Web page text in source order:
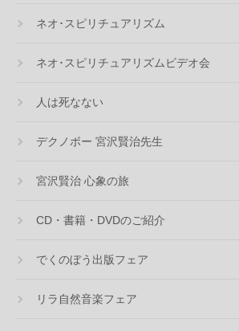
ネオ･スピリチュアリズム
ネオ･スピリチュアリズムビデオ会
人は死なない
デクノボー 宮沢賢治先生
宮沢賢治 心象の旅
CD・書籍・DVDのご紹介
でくのぼう出版フェア
リラ自然音楽フェア